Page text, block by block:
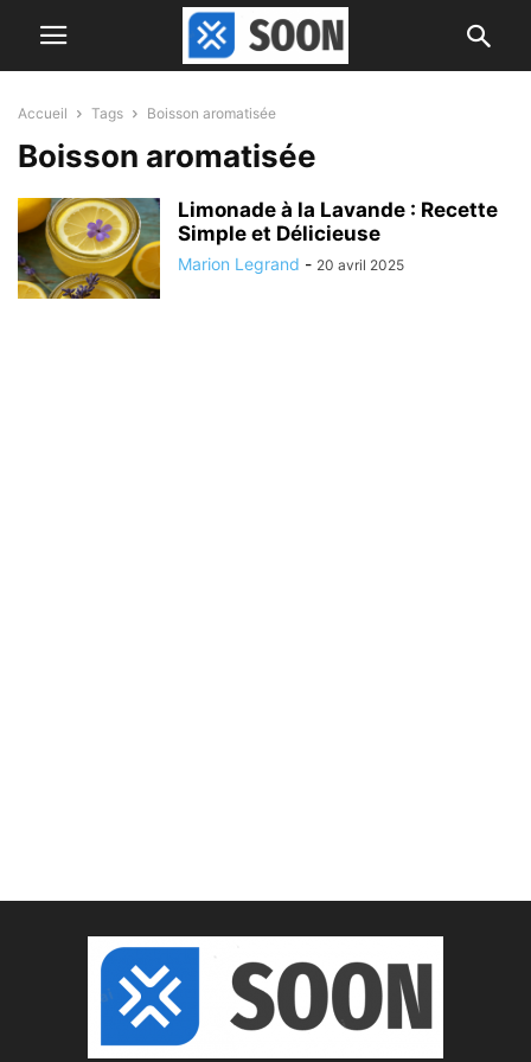
Accueil Tags Boisson aromatisée
Boisson aromatisée
Limonade à la Lavande : Recette
Simple et Délicieuse
Marion Legrand - 20 avril 2025